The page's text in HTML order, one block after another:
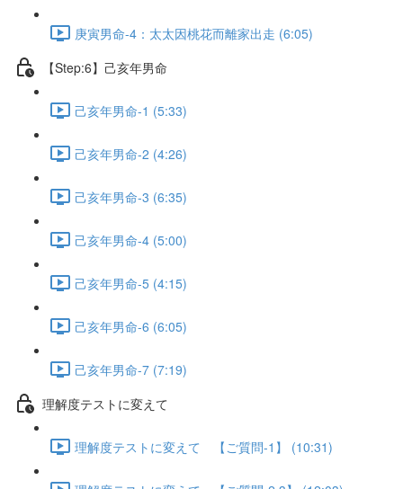
庚寅男命-4：太太因桃花而離家出走 (6:05)
【Step:6】己亥年男命
己亥年男命-1 (5:33)
己亥年男命-2 (4:26)
己亥年男命-3 (6:35)
己亥年男命-4 (5:00)
己亥年男命-5 (4:15)
己亥年男命-6 (6:05)
己亥年男命-7 (7:19)
理解度テストに変えて
理解度テストに変えて 【ご質問-1】 (10:31)